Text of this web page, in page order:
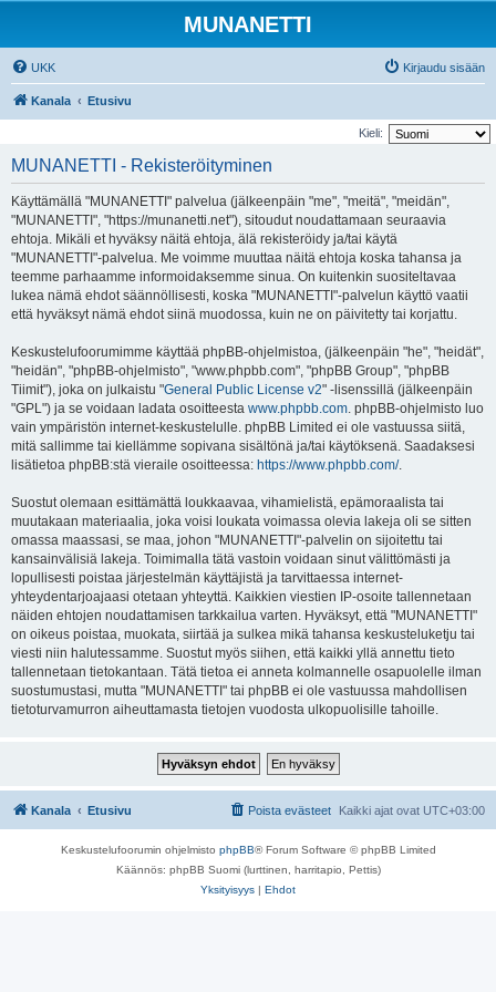
MUNANETTI
UKK Kirjaudu sisään
Kanala Etusivu
Kieli:
MUNANETTI - Rekisteröityminen
Käyttämällä "MUNANETTI" palvelua (jälkeenpäin "me", "meitä", "meidän",
"MUNANETTI", "https://munanetti.net"), sitoudut noudattamaan seuraavia
ehtoja. Mikäli et hyväksy näitä ehtoja, älä rekisteröidy ja/tai käytä
"MUNANETTI"-palvelua. Me voimme muuttaa näitä ehtoja koska tahansa ja
teemme parhaamme informoidaksemme sinua. On kuitenkin suositeltavaa
lukea nämä ehdot säännöllisesti, koska "MUNANETTI"-palvelun käyttö vaatii
että hyväksyt nämä ehdot siinä muodossa, kuin ne on päivitetty tai korjattu.
Keskustelufoorumimme käyttää phpBB-ohjelmistoa, (jälkeenpäin "he", "heidät",
"heidän", "phpBB-ohjelmisto", "www.phpbb.com", "phpBB Group", "phpBB
Tiimit"), joka on julkaistu "General Public License v2" -lisenssillä (jälkeenpäin
"GPL") ja se voidaan ladata osoitteesta www.phpbb.com. phpBB-ohjelmisto luo
vain ympäristön internet-keskustelulle. phpBB Limited ei ole vastuussa siitä,
mitä sallimme tai kiellämme sopivana sisältönä ja/tai käytöksenä. Saadaksesi
lisätietoa phpBB:stä vieraile osoitteessa: https://www.phpbb.com/.
Suostut olemaan esittämättä loukkaavaa, vihamielistä, epämoraalista tai
muutakaan materiaalia, joka voisi loukata voimassa olevia lakeja oli se sitten
omassa maassasi, se maa, johon "MUNANETTI"-palvelin on sijoitettu tai
kansainvälisiä lakeja. Toimimalla tätä vastoin voidaan sinut välittömästi ja
lopullisesti poistaa järjestelmän käyttäjistä ja tarvittaessa internet-
yhteydentarjoajaasi otetaan yhteyttä. Kaikkien viestien IP-osoite tallennetaan
näiden ehtojen noudattamisen tarkkailua varten. Hyväksyt, että "MUNANETTI"
on oikeus poistaa, muokata, siirtää ja sulkea mikä tahansa keskusteluketju tai
viesti niin halutessamme. Suostut myös siihen, että kaikki yllä annettu tieto
tallennetaan tietokantaan. Tätä tietoa ei anneta kolmannelle osapuolelle ilman
suostumustasi, mutta "MUNANETTI" tai phpBB ei ole vastuussa mahdollisen
tietoturvamurron aiheuttamasta tietojen vuodosta ulkopuolisille tahoille.
Kanala Etusivu Kaikki ajat ovat UTC+03:00
Poista evästeet
Keskustelufoorumin ohjelmisto phpBB® Forum Software © phpBB Limited
Käännös: phpBB Suomi (lurttinen, harritapio, Pettis)
Yksityisyys | Ehdot